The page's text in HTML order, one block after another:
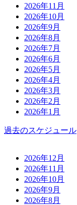
2026年11月
2026年10月
2026年9月
2026年8月
2026年7月
2026年6月
2026年5月
2026年4月
2026年3月
2026年2月
2026年1月
過去のスケジュール
2026年12月
2026年11月
2026年10月
2026年9月
2026年8月